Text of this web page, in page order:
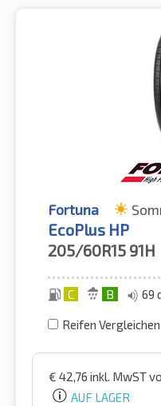
Fortuna
EcoPlus HP
205/60R15 91H
C B 69
Reifen Vergleichen
€ 42,76 inkl. MwST
AUF LAGER